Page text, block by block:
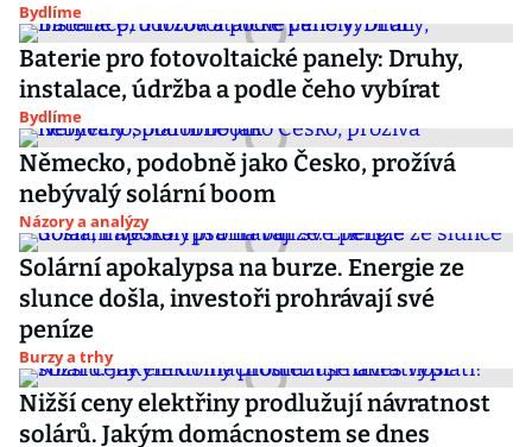
Bydlíme
Baterie pro fotovoltaické panely: Druhy,
instalace, údržba a podle čeho vybírat
Bydlíme
Německo, podobně jako Česko, prožívá
nebývalý solární boom
Názory a analýzy
Solární apokalypsa na burze. Energie ze
slunce došla, investoři prohrávají své
peníze
Burzy a trhy
Nižší ceny elektřiny prodlužují návratnost
solárů. Jakým domácnostem se dnes